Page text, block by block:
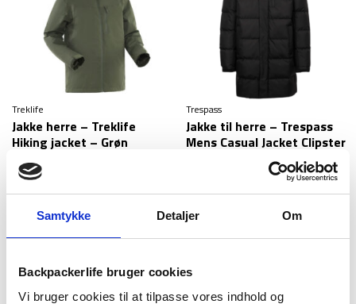
Samtykke Detaljer Om
Backpackerlife bruger cookies
Vi bruger cookies til at tilpasse vores indhold og
Treklife
Jakke herre – Treklife
Hiking jacket – Grøn
699kr
Trespass
Jakke til herre – Trespass
Mens Casual Jacket Clipster